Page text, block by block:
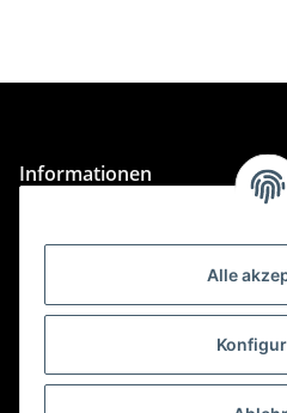
Alle
Informationen
Gesetzliche Informationen
Kategorien
Für Custom Anfragen und